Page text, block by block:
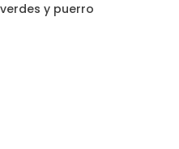
y puerro